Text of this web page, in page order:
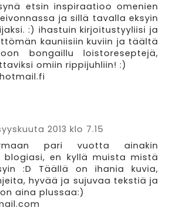
etsin inspiraatioo omenien
ja sillä tavalla eksyin
:) ihastuin kirjoitustyyliisi ja
kauniisiin kuviin ja täältä
bongaillu loistoreseptejä,
omiin rippijuhliin! :)
2013 klo 7.15
pari vuotta ainakin
blogiasi, en kyllä muista mistä
:D Täällä on ihania kuvia,
hyvää ja sujuvaa tekstiä ja
aina plussaa:)